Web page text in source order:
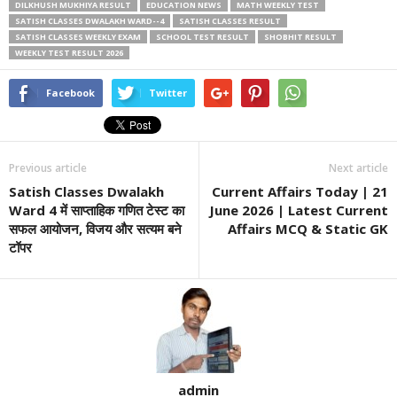
DILKHUSH MUKHIYA RESULT
EDUCATION NEWS
MATH WEEKLY TEST
SATISH CLASSES DWALAKH WARD--4
SATISH CLASSES RESULT
SATISH CLASSES WEEKLY EXAM
SCHOOL TEST RESULT
SHOBHIT RESULT
WEEKLY TEST RESULT 2026
Facebook Twitter
Previous article
Satish Classes Dwalakh
Ward 4 में साप्ताहिक गणित टेस्ट का
सफल आयोजन, विजय और सत्यम बने
टॉपर
Next article
Current Affairs Today | 21
June 2026 | Latest Current
Affairs MCQ & Static GK
admin